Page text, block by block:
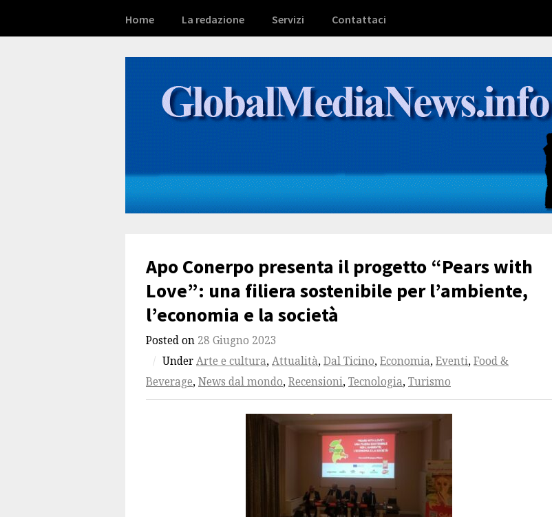
Home La redazione Servizi Contattaci
Apo Conerpo presenta il progetto “Pears with
Love”: una filiera sostenibile per l’ambiente,
l’economia e la società
Posted on 28 Giugno 2023
/ UnderArte e cultura,Attualità,Dal Ticino,Economia,Eventi,Food &
Beverage,News dal mondo,Recensioni,Tecnologia,Turismo